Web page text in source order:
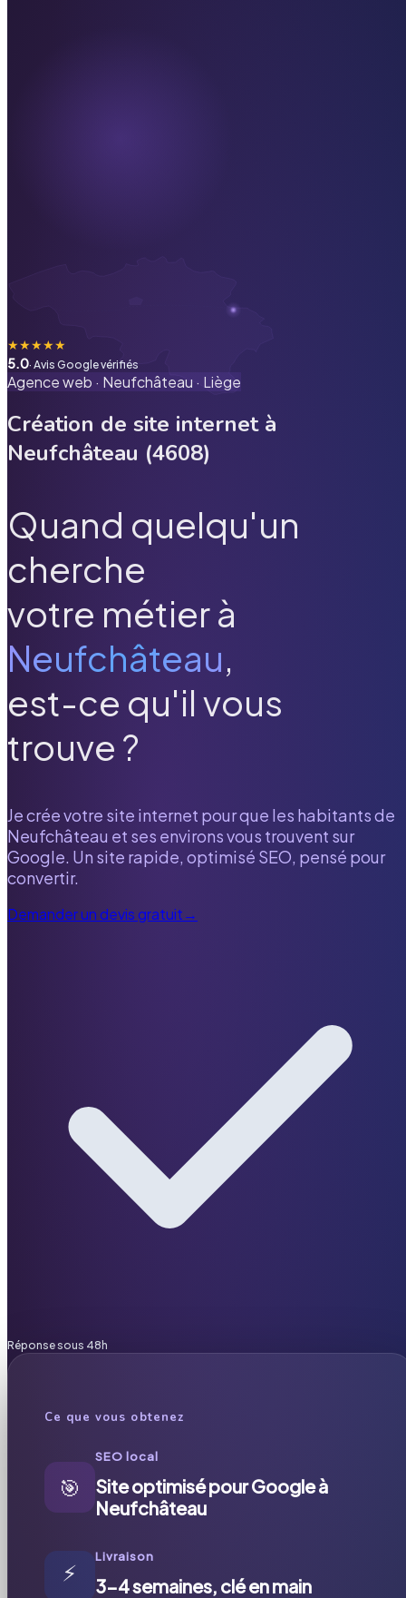
★★★★★
5.0· Avis Google vérifiés
Agence web · Neufchâteau · Liège
Création de site internet à
Neufchâteau (4608)
Quand quelqu'un
cherche
votre métier à
Neufchâteau,
est-ce qu'il vous
trouve ?
Je crée votre site internet pour que les habitants de
Neufchâteau et ses environs vous trouvent sur
Google. Un site rapide, optimisé SEO, pensé pour
convertir.
Demander un devis gratuit→
Réponse sous 48h
Ce que vous obtenez
🎯
SEO local
Site optimisé pour Google à
Neufchâteau
⚡
Livraison
3-4 semaines, clé en main